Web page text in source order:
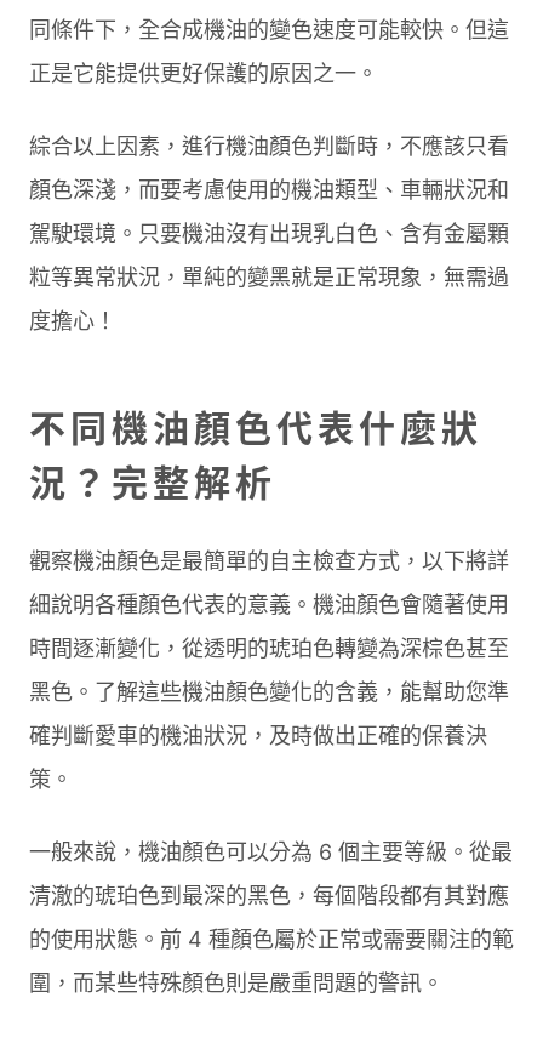
同條件下，全合成機油的變色速度可能較快。但這
正是它能提供更好保護的原因之一。
綜合以上因素，進行機油顏色判斷時，不應該只看
顏色深淺，而要考慮使用的機油類型、車輛狀況和
駕駛環境。只要機油沒有出現乳白色、含有金屬顆
粒等異常狀況，單純的變黑就是正常現象，無需過
度擔心！
不同機油顏色代表什麼狀
況？完整解析
觀察機油顏色是最簡單的自主檢查方式，以下將詳
細說明各種顏色代表的意義。機油顏色會隨著使用
時間逐漸變化，從透明的琥珀色轉變為深棕色甚至
黑色。了解這些機油顏色變化的含義，能幫助您準
確判斷愛車的機油狀況，及時做出正確的保養決
策。
一般來說，機油顏色可以分為 6 個主要等級。從最
清澈的琥珀色到最深的黑色，每個階段都有其對應
的使用狀態。前 4 種顏色屬於正常或需要關注的範
圍，而某些特殊顏色則是嚴重問題的警訊。